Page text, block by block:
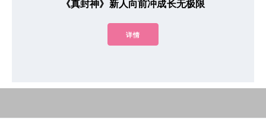
《真封神》新人向前冲成长无极限
详情